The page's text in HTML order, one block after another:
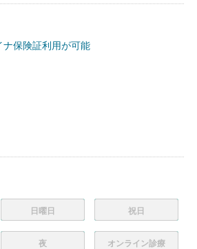
ナ保険証利用が可能
日曜日 祝日
夜 オンライン診療